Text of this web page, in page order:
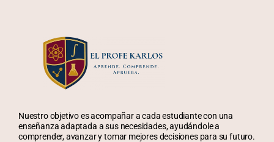
Nuestro objetivo es acompañar a cada estudiante con una
enseñanza adaptada a sus necesidades, ayudándole a
comprender, avanzar y tomar mejores decisiones para su futuro.